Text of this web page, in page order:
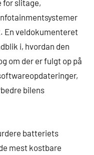
slitage,
veldokumenteret
i, hvordan den
om der er fulgt op på
bilens
batteriets
mest kostbare